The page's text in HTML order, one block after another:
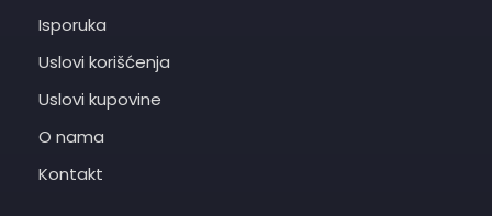
Isporuka
Uslovi korišćenja
Uslovi kupovine
O nama
Kontakt